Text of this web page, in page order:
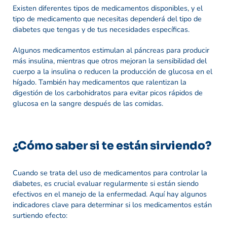
Existen diferentes tipos de medicamentos disponibles, y el
tipo de medicamento que necesitas dependerá del tipo de
diabetes que tengas y de tus necesidades específicas.
Algunos medicamentos estimulan al páncreas para producir
más insulina, mientras que otros mejoran la sensibilidad del
cuerpo a la insulina o reducen la producción de glucosa en el
hígado. También hay medicamentos que ralentizan la
digestión de los carbohidratos para evitar picos rápidos de
glucosa en la sangre después de las comidas.
¿Cómo saber si te están sirviendo?
Cuando se trata del uso de medicamentos para controlar la
diabetes, es crucial evaluar regularmente si están siendo
efectivos en el manejo de la enfermedad. Aquí hay algunos
indicadores clave para determinar si los medicamentos están
surtiendo efecto: